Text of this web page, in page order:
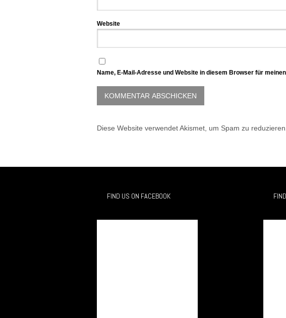
Website
Name, E-Mail-Adresse und Website in diesem Browser für
Diese Website verwendet Akismet, um Spam zu reduzieren.
FIND US ON FACEBOOK